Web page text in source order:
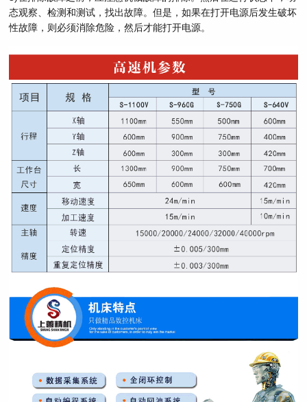
态观察、检测和测试，找出故障。但是，如果在打开电源后发生破坏
性故障，则必须消除危险，然后才能打开电源。